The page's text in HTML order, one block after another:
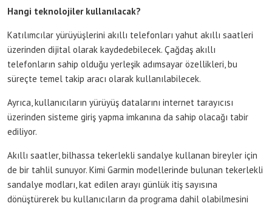
Hangi teknolojiler kullanılacak?
Katılımcılar yürüyüşlerini akıllı telefonları yahut akıllı saatleri
üzerinden dijital olarak kaydedebilecek. Çağdaş akıllı
telefonların sahip olduğu yerleşik adımsayar özellikleri, bu
süreçte temel takip aracı olarak kullanılabilecek.
Ayrıca, kullanıcıların yürüyüş datalarını internet tarayıcısı
üzerinden sisteme giriş yapma imkanına da sahip olacağı tabir
ediliyor.
Akıllı saatler, bilhassa tekerlekli sandalye kullanan bireyler için
de bir tahlil sunuyor. Kimi Garmin modellerinde bulunan tekerlekli
sandalye modları, kat edilen arayı günlük itiş sayısına
dönüştürerek bu kullanıcıların da programa dahil olabilmesini